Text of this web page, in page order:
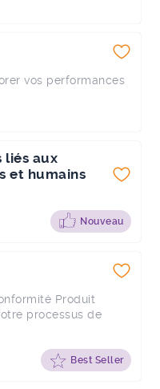
vos performances
liés aux
et humains
Nouveau
Produit
processus de
Best Seller